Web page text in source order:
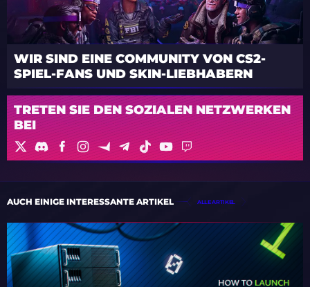
WIR SIND EINE COMMUNITY VON CS2-
SPIEL-FANS UND SKIN-LIEBHABERN
TRETEN SIE DEN SOZIALEN NETZWERKEN
BEI
AUCH EINIGE INTERESSANTE ARTIKEL ALLE ARTIKEL